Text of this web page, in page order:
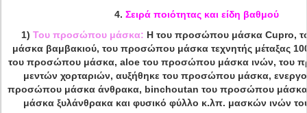
4. Σειρά ποιότητας και είδη βαθμού
1) Του προσώπου μάσκα: Η του προσώπου μάσκα Cupro,
μάσκα βαμβακιού, του προσώπου μάσκα τεχνητής μέταξας
του προσώπου μάσκα, aloe του προσώπου μάσκα ινών, του
μεντών χορταριών, αυξήθηκε του προσώπου μάσκα,
προσώπου μάσκα άνθρακα, binchoutan του προσώπου
μάσκα ξυλάνθρακα και φυσικό φύλλο κ.λπ. μασκών ινών